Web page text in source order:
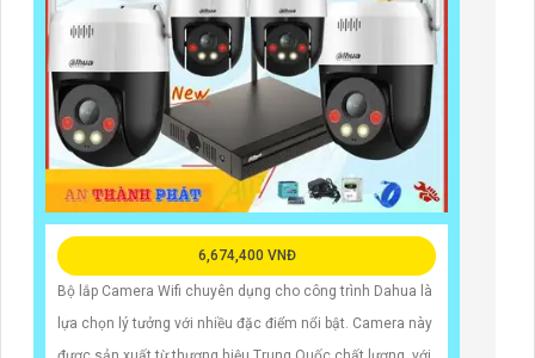
6,674,400 VNĐ
Bộ lắp Camera Wifi chuyên dụng cho công trình Dahua là
lựa chọn lý tưởng với nhiều đặc điểm nổi bật. Camera này